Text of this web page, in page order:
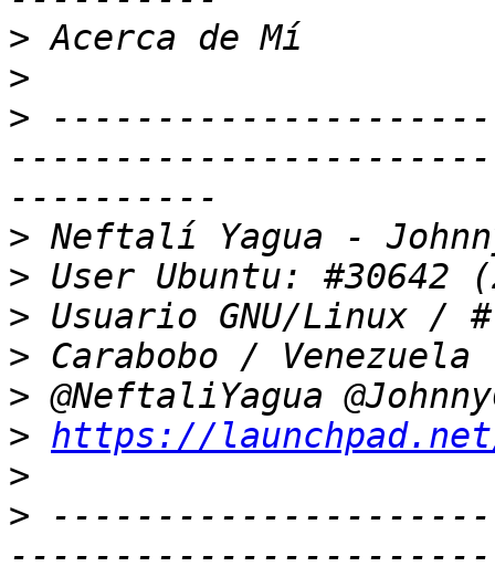
>
>
>
>
>
>
>
>
> https://
>
>